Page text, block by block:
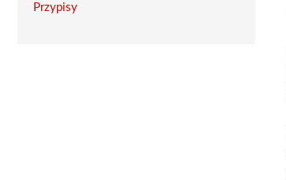
Przypisy